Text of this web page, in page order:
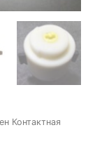
Контактная